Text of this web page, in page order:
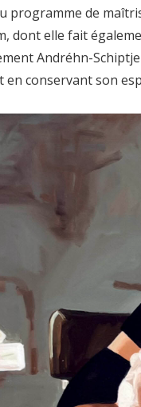
programme de
dont elle fait
Andréhn-
en conservant son